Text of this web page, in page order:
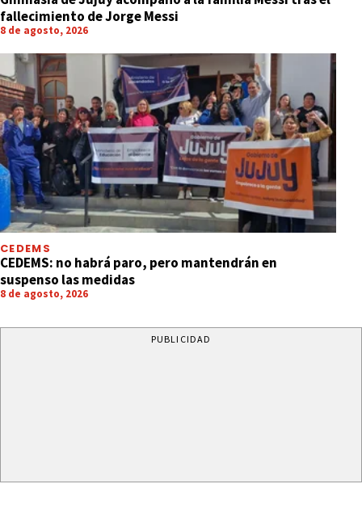
fallecimiento de Jorge Messi
8 de agosto, 2026
CEDEMS
CEDEMS: no habrá paro, pero mantendrán en
suspenso las medidas
8 de agosto, 2026
PUBLICIDAD